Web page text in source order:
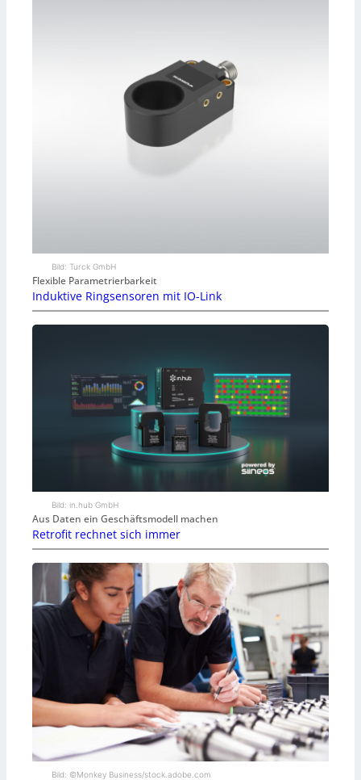
Bild: Turck GmbH
Flexible Parametrierbarkeit
Induktive Ringsensoren mit IO-Link
Bild: in.hub GmbH
Aus Daten ein Geschäftsmodell machen
Retrofit rechnet sich immer
Bild: ©Monkey Business/stock.adobe.com